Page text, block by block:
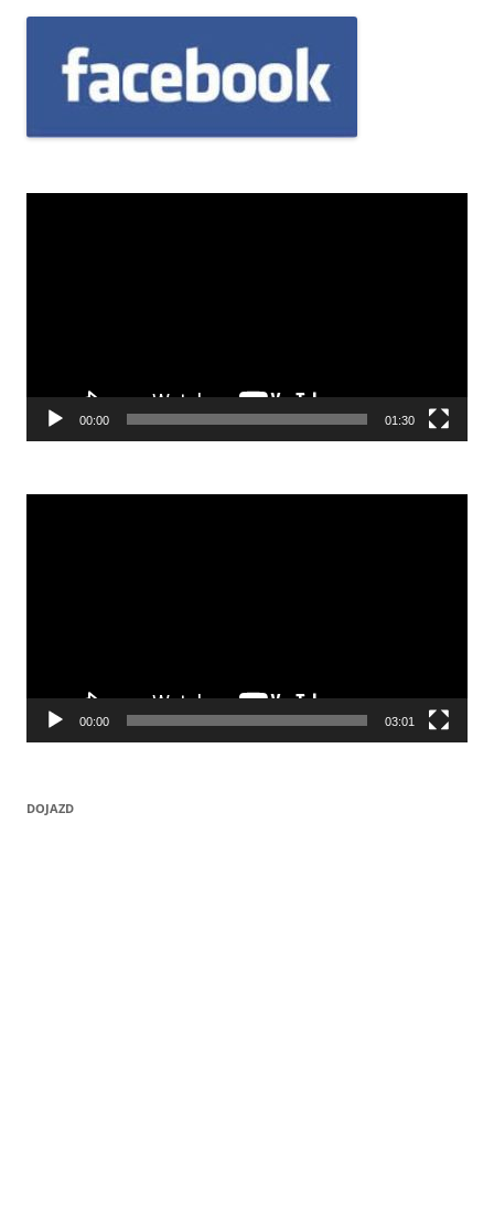
Odtwarzacz
00:00 01:30
Odtwarzacz
00:00 03:01
DOJAZD